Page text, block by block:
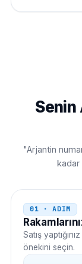
Senin
"Arjantin
kadar
01 · ADIM
Satış
önekini seçin.